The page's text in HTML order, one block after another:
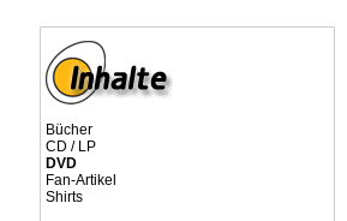
Bücher
CD / LP
DVD
Fan-Artikel
Shirts